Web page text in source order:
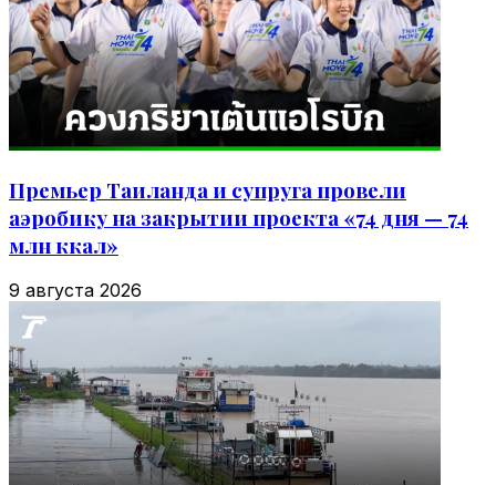
Премьер Таиланда и супруга провели
аэробику на закрытии проекта «74 дня — 74
млн ккал»
9 августа 2026